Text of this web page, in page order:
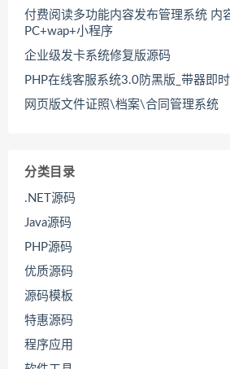
付费阅读多功能内容发布管理系统 内
PC+wap+小程序
企业级发卡系统修复版源码
PHP在线客服系统3.0防黑版_带器即
网页版文件证照\档案\合同管理系统
分类目录
.NET源码
Java源码
PHP源码
优质源码
源码模板
特惠源码
程序应用